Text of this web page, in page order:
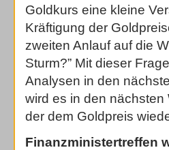
Goldkurs eine kleine
Kräftigung der
zweiten Anlauf auf die
Sturm?” Mit dieser
Analysen in den
wird es in den
der dem Goldpreis
Finanzministertreffen